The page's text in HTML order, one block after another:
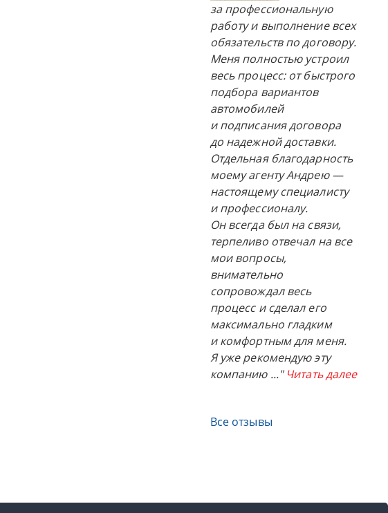
за профессиональную
работу и выполнение всех
обязательств по договору.
Меня полностью устроил
весь процесс: от быстрого
подбора вариантов
автомобилей
и подписания договора
до надежной доставки.
Отдельная благодарность
моему агенту Андрею —
настоящему специалисту
и профессионалу.
Он всегда был на связи,
терпеливо отвечал на все
мои вопросы,
внимательно
сопровождал весь
процесс и сделал его
максимально гладким
и комфортным для меня.
Я уже рекомендую эту
компанию ..." Читать далее
Все отзывы